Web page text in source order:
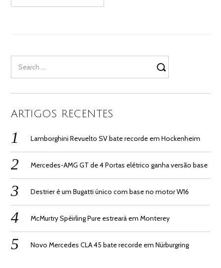
for:
ARTIGOS RECENTES
Lamborghini Revuelto SV bate recorde em Hockenheim
Mercedes-AMG GT de 4 Portas elétrico ganha versão base
Destrier é um Bugatti único com base no motor W16
McMurtry Spéirling Pure estreará em Monterey
Novo Mercedes CLA 45 bate recorde em Nürburgring